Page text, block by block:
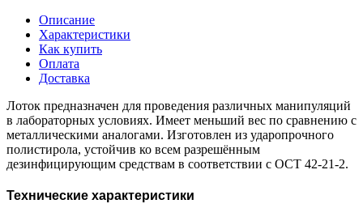
Описание
Характеристики
Как купить
Оплата
Доставка
Лоток предназначен для проведения различных манипуляций
в лабораторных условиях. Имеет меньший вес по сравнению с
металлическими аналогами. Изготовлен из ударопрочного
полистирола, устойчив ко всем разрешённым
дезинфицирующим средствам в соответствии с ОСТ 42-21-2.
Технические характеристики